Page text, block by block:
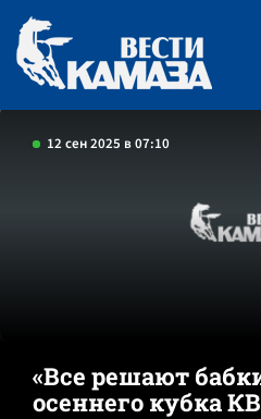
12 сен 2025 в 07:10
«Все решают
осеннего кубка